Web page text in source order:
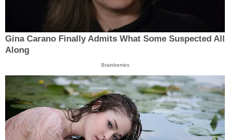
Gina Carano Finally Admits What Some Suspected All
Along
Brainberries